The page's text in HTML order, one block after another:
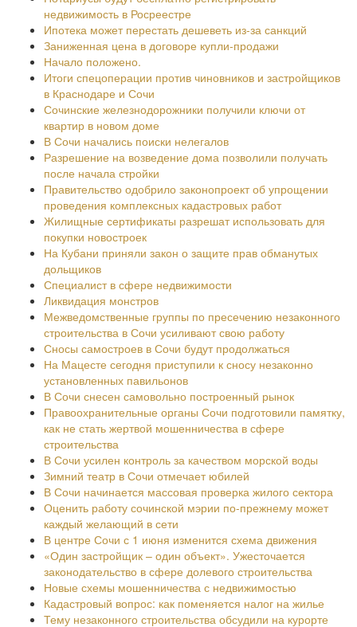
недвижимость в Росреестре
Ипотека может перестать дешеветь из-за санкций
Заниженная цена в договоре купли-продажи
Начало положено.
Итоги спецоперации против чиновников и застройщиков
в Краснодаре и Сочи
Сочинские железнодорожники получили ключи от
квартир в новом доме
В Сочи начались поиски нелегалов
Разрешение на возведение дома позволили получать
после начала стройки
Правительство одобрило законопроект об упрощении
проведения комплексных кадастровых работ
Жилищные сертификаты разрешат использовать для
покупки новостроек
На Кубани приняли закон о защите прав обманутых
дольщиков
Специалист в сфере недвижимости
Ликвидация монстров
Межведомственные группы по пресечению незаконного
строительства в Сочи усиливают свою работу
Сносы самостроев в Сочи будут продолжаться
На Мацесте сегодня приступили к сносу незаконно
установленных павильонов
В Сочи снесен самовольно построенный рынок
Правоохранительные органы Сочи подготовили памятку,
как не стать жертвой мошенничества в сфере
строительства
В Сочи усилен контроль за качеством морской воды
Зимний театр в Сочи отмечает юбилей
В Сочи начинается массовая проверка жилого сектора
Оценить работу сочинской мэрии по-прежнему может
каждый желающий в сети
В центре Сочи с 1 июня изменится схема движения
«Один застройщик – один объект». Ужесточается
законодательство в сфере долевого строительства
Новые схемы мошенничества с недвижимостью
Кадастровый вопрос: как поменяется налог на жилье
Тему незаконного строительства обсудили на курорте